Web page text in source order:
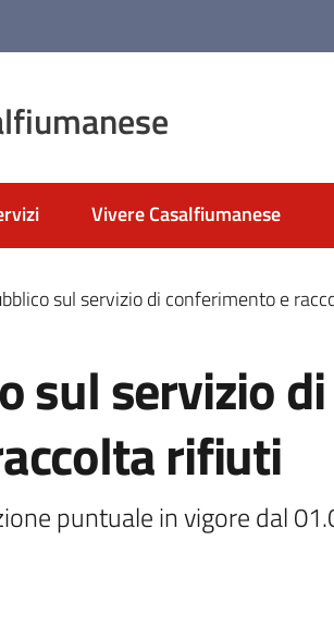
Vivere Casalfiumanese
sul servizio di conferimento e
sul servizio di
rifiuti
puntuale in vigore dal